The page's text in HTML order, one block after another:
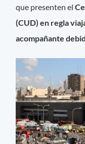
que presenten el
(CUD) en regla
acompañante